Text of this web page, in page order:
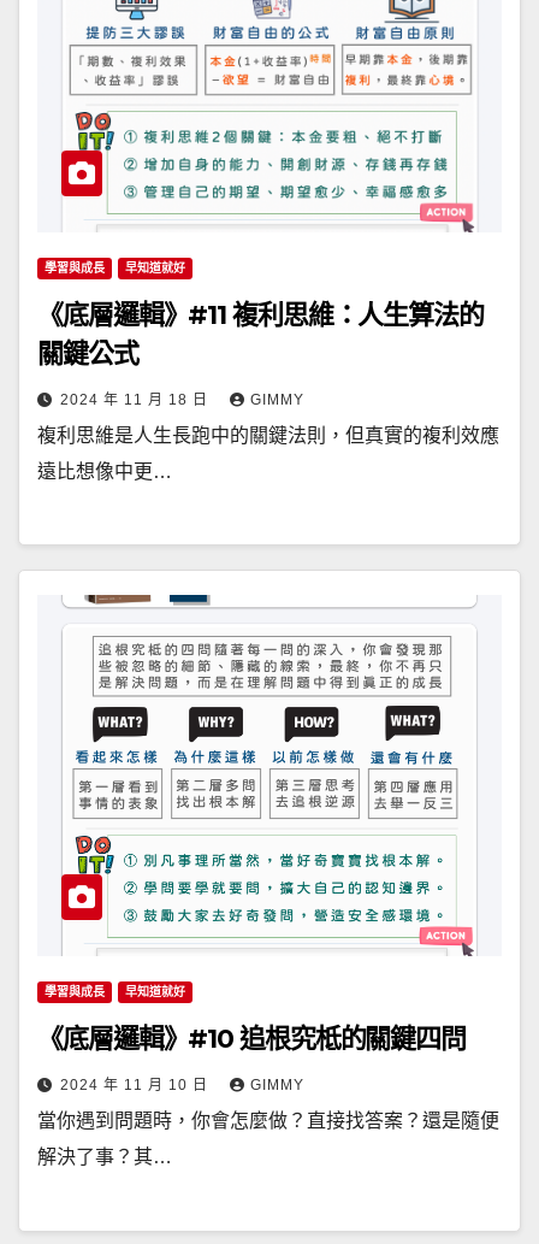
學習與成長 早知道就好
《底層邏輯》#11 複利思維：人生算法的
關鍵公式
2024 年 11 月 18 日 GIMMY
複利思維是人生長跑中的關鍵法則，但真實的複利效應
遠比想像中更…
學習與成長 早知道就好
《底層邏輯》#10 追根究柢的關鍵四問
2024 年 11 月 10 日 GIMMY
當你遇到問題時，你會怎麼做？直接找答案？還是隨便
解決了事？其…